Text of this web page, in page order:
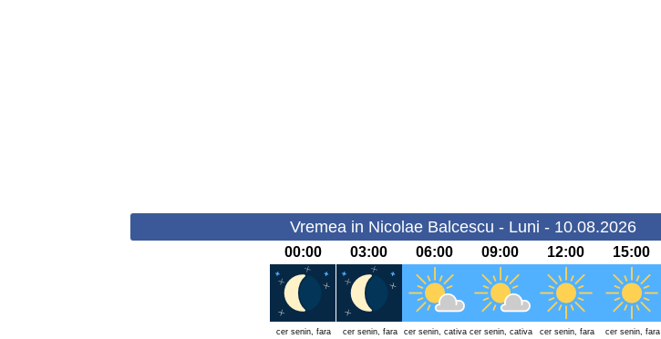
Vremea in Nicolae Balcescu - Luni - 10.08.2026
00:00 03:00 06:00 09:00 12:00 15:00
cer senin, fara
cer senin, fara
cer senin, cativa cer senin, cativa
cer senin, fara
cer senin, fara